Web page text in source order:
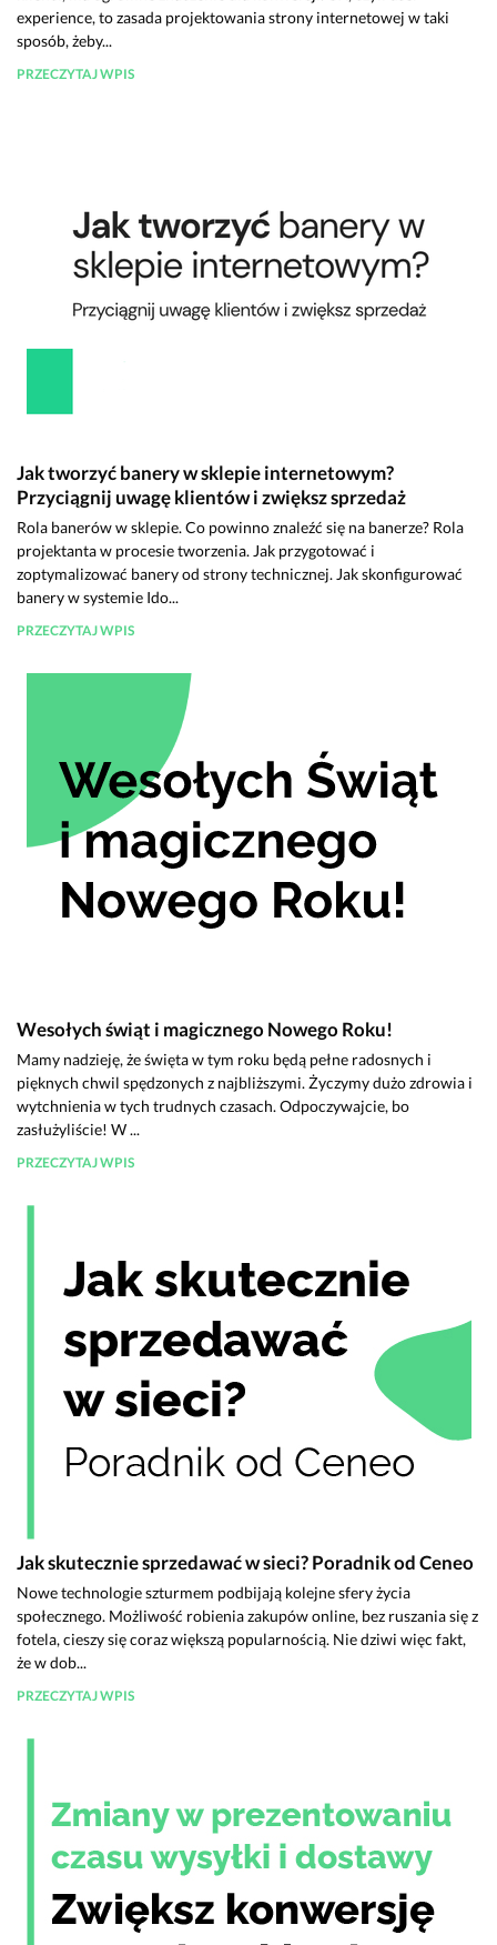
experience, to zasada projektowania strony internetowej w taki
sposób, żeby...
PRZECZYTAJ WPIS
Jak tworzyć banery w sklepie internetowym?
Przyciągnij uwagę klientów i zwiększ sprzedaż
Rola banerów w sklepie. Co powinno znaleźć się na banerze? Rola
projektanta w procesie tworzenia. Jak przygotować i
zoptymalizować banery od strony technicznej. Jak skonfigurować
banery w systemie Ido...
PRZECZYTAJ WPIS
Wesołych świąt i magicznego Nowego Roku!
Mamy nadzieję, że święta w tym roku będą pełne radosnych i
pięknych chwil spędzonych z najbliższymi. Życzymy dużo zdrowia i
wytchnienia w tych trudnych czasach. Odpoczywajcie, bo
zasłużyliście! W ...
PRZECZYTAJ WPIS
Jak skutecznie sprzedawać w sieci? Poradnik od Ceneo
Nowe technologie szturmem podbijają kolejne sfery życia
społecznego. Możliwość robienia zakupów online, bez ruszania się z
fotela, cieszy się coraz większą popularnością. Nie dziwi więc fakt,
że w dob...
PRZECZYTAJ WPIS